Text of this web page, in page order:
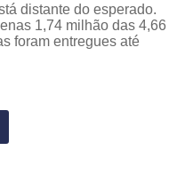
distante do esperado.
1,74 milhão das 4,66
foram entregues até